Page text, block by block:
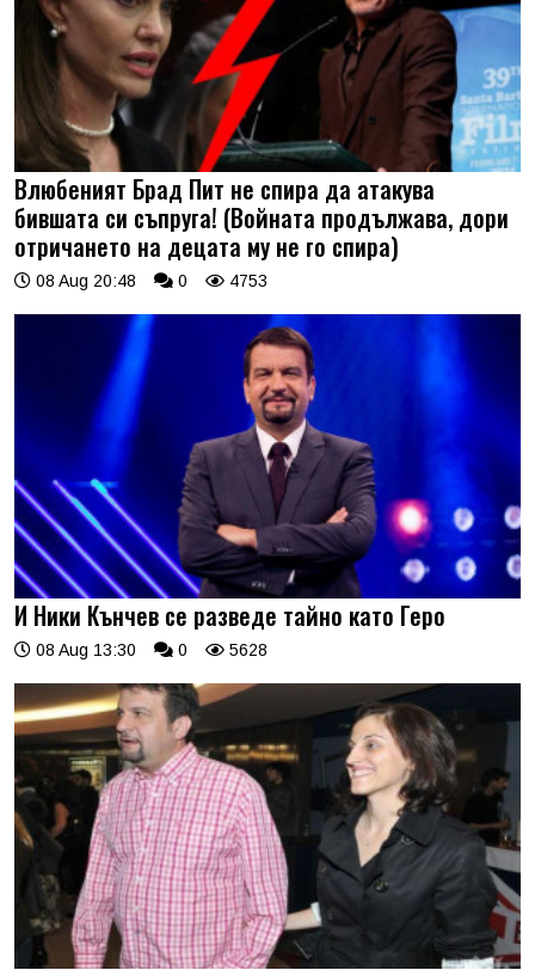
Влюбеният Брад Пит не спира да атакува
бившата си съпруга! (Войната продължава, дори
отричането на децата му не го спира)
08 Aug 20:48 0 4753
И Ники Кънчев се разведе тайно като Геро
08 Aug 13:30 0 5628